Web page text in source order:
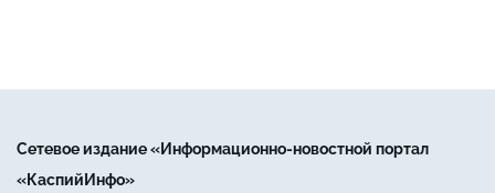
Сетевое издание «Информационно-новостной портал
«КаспийИнфо»